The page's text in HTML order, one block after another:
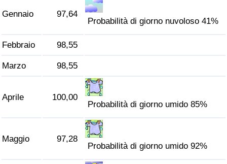
Gennaio 97,64
Probabilità di giorno nuvoloso 41%
Febbraio 98,55
Marzo 98,55
Aprile 100,00
Probabilità di giorno umido 85%
Maggio 97,28
Probabilità di giorno umido 92%
Indice di inquinamento
Indice dell’Inquinamento per Nazione
Traffico